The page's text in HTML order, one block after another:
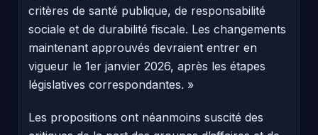
critères de santé publique, de responsabilité
sociale et de durabilité fiscale. Les changements
maintenant approuvés devraient entrer en
vigueur le 1er janvier 2026, après les étapes
législatives correspondantes. »
Les propositions ont néanmoins suscité des